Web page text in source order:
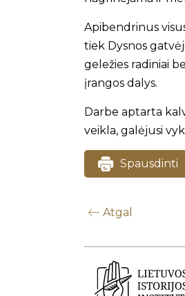
Apibendrinus
tiek Dysnos
geležies radiniai
įrangos dalys.
Darbe aptarta
veikla, galėjusi
Spausdinti
Atgal